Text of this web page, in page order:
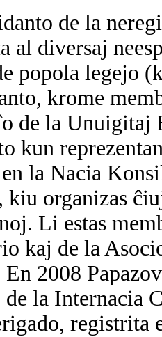
de la
al diversaj
popola legejo
krome
de la Unuigitaj
kun
la Nacia
kiu organizas
Li estas
kaj de la
2008
de la Internacia
registrita